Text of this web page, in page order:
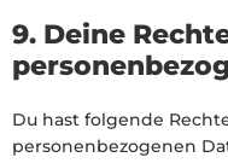
9. Deine
Du hast folgende
personenbezogenen